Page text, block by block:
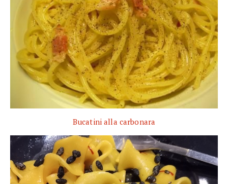
Bucatini alla carbonara